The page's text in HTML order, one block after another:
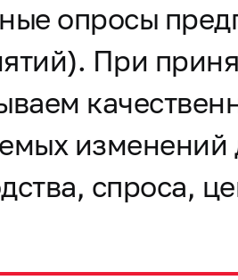
опросы
При
изменений
спроса,